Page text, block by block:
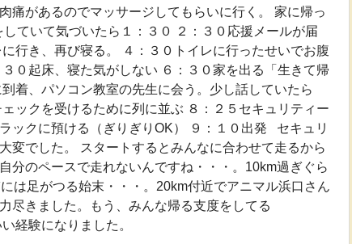
痛があるのでマッサージしてもらいに行く。 家に帰っ
ていて気づいたら１：３０ ２：３０応援メールが届
行き、再び寝る。 ４：３０トイレに行ったせいでお腹
０起床、寝た気がしない ６：３０家を出る「生きて帰
着、パソコン教室の先生に会う。少し話していたら
ックを受けるために列に並ぶ ８：２５セキュリティー
ックに預ける（ぎりぎりOK） ９：１０出発 セキュリ
変でした。 スタートするとみんなに合わせて走るから
分のペースで走れないんですね・・・。10km過ぎぐら
は足がつる始末・・・。20km付近でアニマル浜口さん
尽きました。もう、みんな帰る支度をしてる
経験になりました。